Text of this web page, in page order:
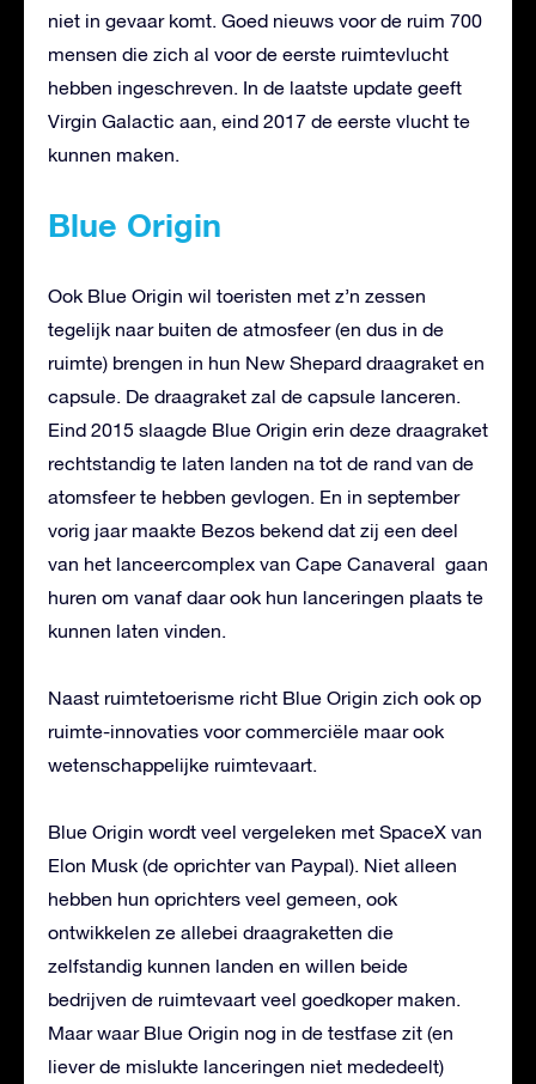
niet in gevaar komt. Goed nieuws voor de ruim 700
mensen die zich al voor de eerste ruimtevlucht
hebben ingeschreven. In de laatste update geeft
Virgin Galactic aan, eind 2017 de eerste vlucht te
kunnen maken.
Blue Origin
Ook Blue Origin wil toeristen met z’n zessen
tegelijk naar buiten de atmosfeer (en dus in de
ruimte) brengen in hun New Shepard draagraket en
capsule. De draagraket zal de capsule lanceren.
Eind 2015 slaagde Blue Origin erin deze draagraket
rechtstandig te laten landen na tot de rand van de
atomsfeer te hebben gevlogen. En in september
vorig jaar maakte Bezos bekend dat zij een deel
van het lanceercomplex van Cape Canaveral gaan
huren om vanaf daar ook hun lanceringen plaats te
kunnen laten vinden.
Naast ruimtetoerisme richt Blue Origin zich ook op
ruimte-innovaties voor commerciële maar ook
wetenschappelijke ruimtevaart.
Blue Origin wordt veel vergeleken met SpaceX van
Elon Musk (de oprichter van Paypal). Niet alleen
hebben hun oprichters veel gemeen, ook
ontwikkelen ze allebei draagraketten die
zelfstandig kunnen landen en willen beide
bedrijven de ruimtevaart veel goedkoper maken.
Maar waar Blue Origin nog in de testfase zit (en
liever de mislukte lanceringen niet mededeelt)